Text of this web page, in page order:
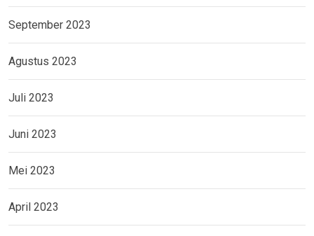
September 2023
Agustus 2023
Juli 2023
Juni 2023
Mei 2023
April 2023